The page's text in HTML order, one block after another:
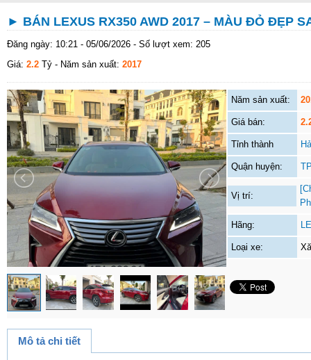
► BÁN LEXUS RX350 AWD 2017 – MÀU ĐỎ ĐẸP
Đăng ngày: 10:21 - 05/06/2026 - Số lượt xem: 205
Giá: 2.2 Tỷ - Năm sản xuất: 2017
Năm sản xuất:
Giá bán:
Tỉnh thành
Quận huyện:
Vị trí:
Hãng:
Loại xe:
Mô tả chi tiết